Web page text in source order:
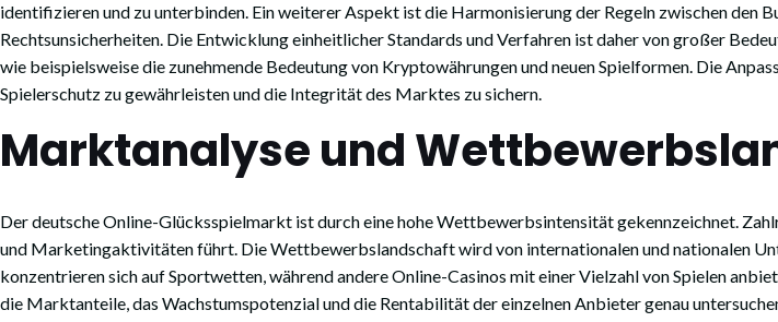
identifizieren und zu unterbinden. Ein weiterer Aspekt ist die Harmonisierung der Regeln zwischen den
Rechtsunsicherheiten. Die Entwicklung einheitlicher Standards und Verfahren ist daher von großer
wie beispielsweise die zunehmende Bedeutung von Kryptowährungen und neuen Spielformen. Die
Spielerschutz zu gewährleisten und die Integrität des Marktes zu sichern.
Marktanalyse und
Der deutsche Online-Glücksspielmarkt ist durch eine hohe Wettbewerbsintensität gekennzeichnet.
und Marketingaktivitäten führt. Die Wettbewerbslandschaft wird von internationalen und nationalen
konzentrieren sich auf Sportwetten, während andere Online-Casinos mit einer Vielzahl von Spielen
die Marktanteile, das Wachstumspotenzial und die Rentabilität der einzelnen Anbieter genau